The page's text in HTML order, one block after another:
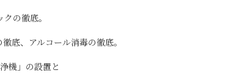
の徹底。
底、アルコール消毒の徹底。
機」の設置と